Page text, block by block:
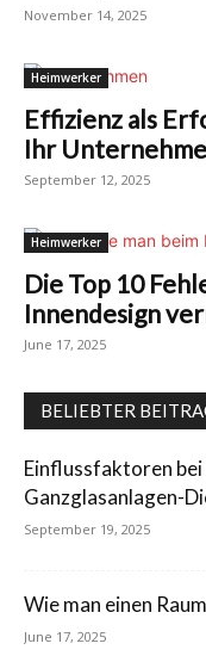
November 14, 2025
Heimwerker
Effizienz als
Ihr
September 12, 2025
Heimwerker
Die Top 10
Innendesign
June 17, 2025
BELIEBTER
Einflussfaktoren
Ganzglasanlagen-
September 19, 2025
Wie man einen
June 17, 2025